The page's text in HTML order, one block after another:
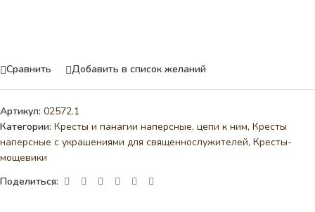
Сравнить Добавить в список желаний
Артикул: 02572.1
Категории: Кресты и панагии наперсные, цепи к ним, Кресты
наперсные с украшениями для священнослужителей, Кресты-
мощевики
Поделиться: